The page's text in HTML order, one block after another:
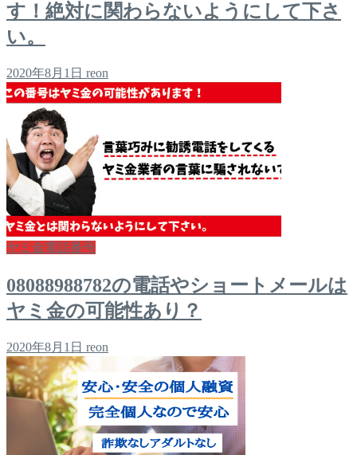
す！絶対に関わらないようにして下さ
い。
2020年8月1日 reon
ヤミ金電話番号
08088988782の電話やショートメールは
ヤミ金の可能性あり？
2020年8月1日 reon